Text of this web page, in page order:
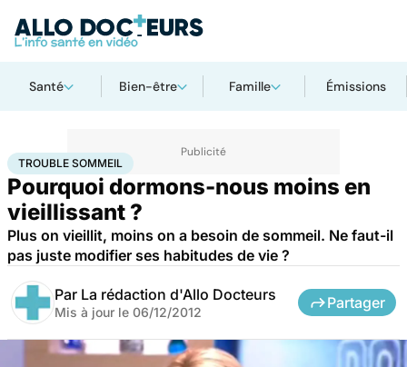
Santé Bien-être Famille Émissions
AccueilSantéTrouble sommeil
TROUBLE SOMMEIL
Pourquoi dormons-nous moins en
vieillissant ?
Plus on vieillit, moins on a besoin de sommeil. Ne faut-il
pas juste modifier ses habitudes de vie ?
Par La rédaction d'Allo Docteurs
Mis à jour le 06/12/2012
Partager